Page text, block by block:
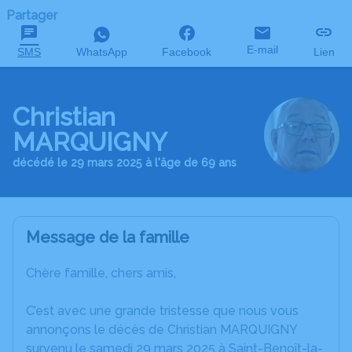
Partager
SMS WhatsApp Facebook E-mail Lien
Christian
MARQUIGNY
décédé le 29 mars 2025 à l'âge de 69 ans
Message de la famille
Chère famille, chers amis,
C’est avec une grande tristesse que nous vous
annonçons le décès de Christian MARQUIGNY
survenu le samedi 29 mars 2025 à Saint-Benoît-la-